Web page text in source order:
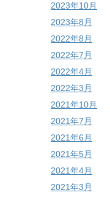
2023年10月
2023年8月
2022年8月
2022年7月
2022年4月
2022年3月
2021年10月
2021年7月
2021年6月
2021年5月
2021年4月
2021年3月